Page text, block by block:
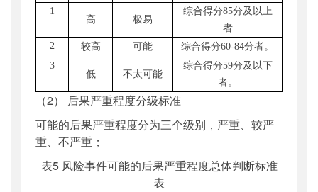
1
高
极易
综合得分85分及以上
者
2
较高 可能 综合得分60-84分者。
3
低
不太可能
综合得分59分及以下
者。
（2） 后果严重程度分级标准
可能的后果严重程度分为三个级别，严重、较严
重、不严重；
表5 风险事件可能的后果严重程度总体判断标准
表